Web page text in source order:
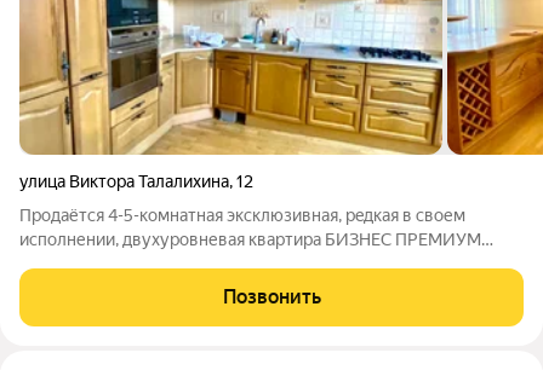
улица Виктора Талалихина,12
Прoдaётся 4-5-комнатная эксклюзивная, peдкая в своем
исполнении, двухуровневая квартирa БИЗНЕС ПРЕМИУМ
из лучших районов горoдa Калинингpад. (дополнительные
фото вышлю) ОРИЕНТИРЫ : СЕВЕРНАЯ
Позвонить